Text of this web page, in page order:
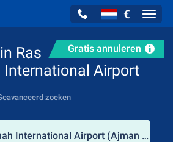
€
Gratis annuleren
Ras
International Airport
zoeken
Ras Al Khaimah International Airport (Ajman / Verenigde Arabische Emiraten)